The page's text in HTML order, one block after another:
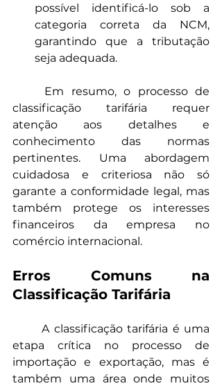
possível identificá-lo sob a
categoria correta da NCM,
garantindo que a tributação
seja adequada.
classificação tarifária requer
atenção aos detalhes e
conhecimento das normas
pertinentes. Uma abordagem
cuidadosa e criteriosa não só
garante a conformidade legal, mas
também protege os interesses
financeiros da empresa no
comércio internacional.
Erros Comuns na
Classificação Tarifária
	A classificação tarifária é uma
etapa crítica no processo de
importação e exportação, mas é
também uma área onde muitos